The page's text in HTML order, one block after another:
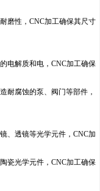
磨性，CNC加工确保其尺寸
电解质和电，CNC加工确保
耐腐蚀的泵、阀门等部件，
、透镜等光学元件，CNC加
瓷光学元件，CNC加工确保